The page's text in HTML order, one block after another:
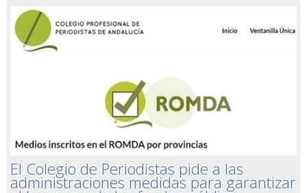
El Colegio de Periodistas pide a las
administraciones medidas para garantizar